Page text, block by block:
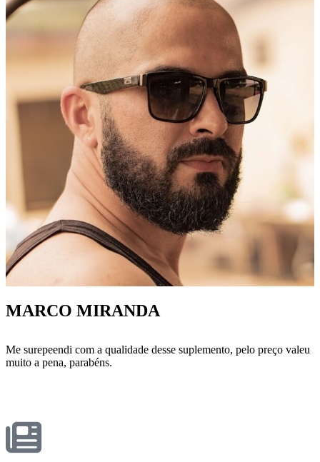
MARCO MIRANDA
Me surepeendi com a qualidade desse suplemento, pelo preço valeu
muito a pena, parabéns.